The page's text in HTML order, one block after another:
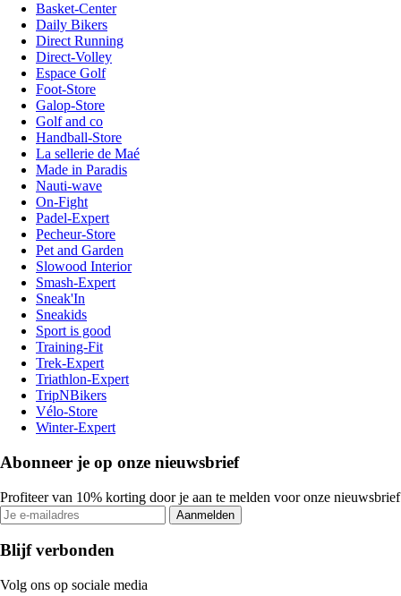
Basket-Center
Daily Bikers
Direct Running
Direct-Volley
Espace Golf
Foot-Store
Galop-Store
Golf and co
Handball-Store
La sellerie de Maé
Made in Paradis
Nauti-wave
On-Fight
Padel-Expert
Pecheur-Store
Pet and Garden
Slowood Interior
Smash-Expert
Sneak'In
Sneakids
Sport is good
Training-Fit
Trek-Expert
Triathlon-Expert
TripNBikers
Vélo-Store
Winter-Expert
Abonneer je op onze nieuwsbrief
Profiteer van 10% korting door je aan te melden voor onze nieuwsbrief
Aanmelden
Blijf verbonden
Volg ons op sociale media